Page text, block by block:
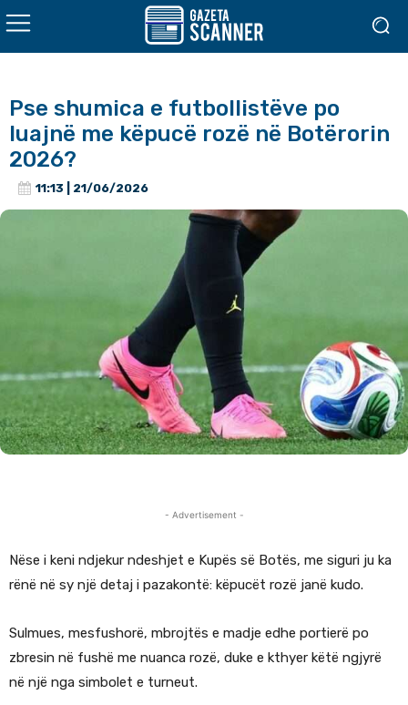
Pse shumica e futbollistëve po
luajnë me këpucë rozë në Botërorin
2026?
11:13 | 21/06/2026
- Advertisement -
Nëse i keni ndjekur ndeshjet e Kupës së Botës, me siguri ju ka
rënë në sy një detaj i pazakontë: këpucët rozë janë kudo.
Sulmues, mesfushorë, mbrojtës e madje edhe portierë po
zbresin në fushë me nuanca rozë, duke e kthyer këtë ngjyrë
në një nga simbolet e turneut.